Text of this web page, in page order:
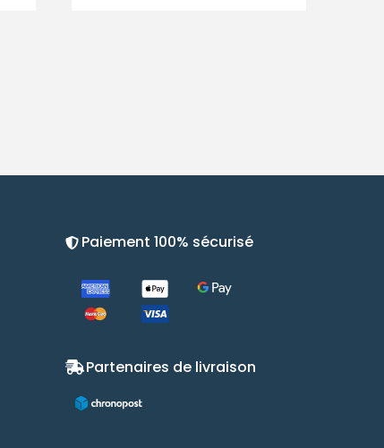
Paiement 100% sécurisé
Partenaires de livraison